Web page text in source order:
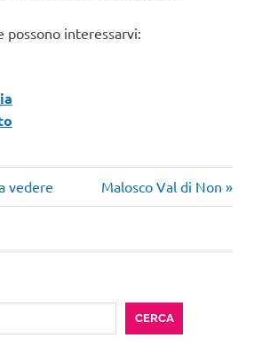
possono interessarvi:
vedere
Articolo
successivo:
Malosco Val di Non
CERCA